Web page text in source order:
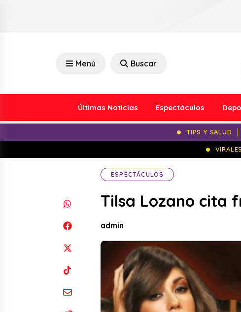
Menú Buscar
Últimas Noticias Espectáculos
TIPS Y SALUD
VIRALES
ESPECTÁCULOS
Tilsa Lozano cita
admin